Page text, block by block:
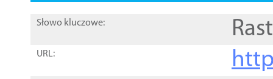
Słowo kluczowe:
URL: